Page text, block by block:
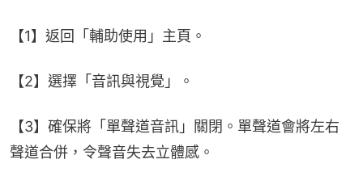
【1】返回「輔助使用」主頁。
【2】選擇「音訊與視覺」。
【3】確保將「單聲道音訊」關閉。單聲道會將左右
聲道合併，令聲音失去立體感。